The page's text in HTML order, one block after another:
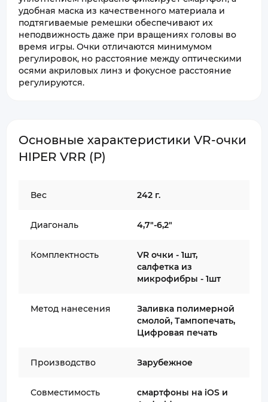
удобная маска из качественного материала и
подтягиваемые ремешки обеспечивают их
неподвижность даже при вращениях головы во
время игры. Очки отличаются минимумом
регулировок, но расстояние между оптическими
осями акриловых линз и фокусное расстояние
регулируются.
Основные характеристики VR-очки
HIPER VRR (Р)
Вес 242 г.
Диагональ 4,7"-6,2"
Комплектность
VR очки - 1шт,
салфетка из
микрофибры - 1шт
Метод нанесения
Заливка полимерной
смолой, Тампопечать,
Цифровая печать
Производство Зарубежное
Совместимость
смартфоны на iOS и